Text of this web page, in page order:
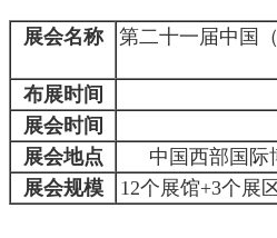
展会名称
第二十一届中国
布展时间
展会时间
展会地点
中国西部国际
展会规模
12个展馆+3个展